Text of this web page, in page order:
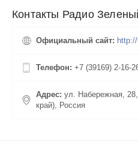
Контакты Радио
Официальный сайт:
Телефон: +7 (39169) 2-16-
Адрес: ул. Набережная,
край), Россия